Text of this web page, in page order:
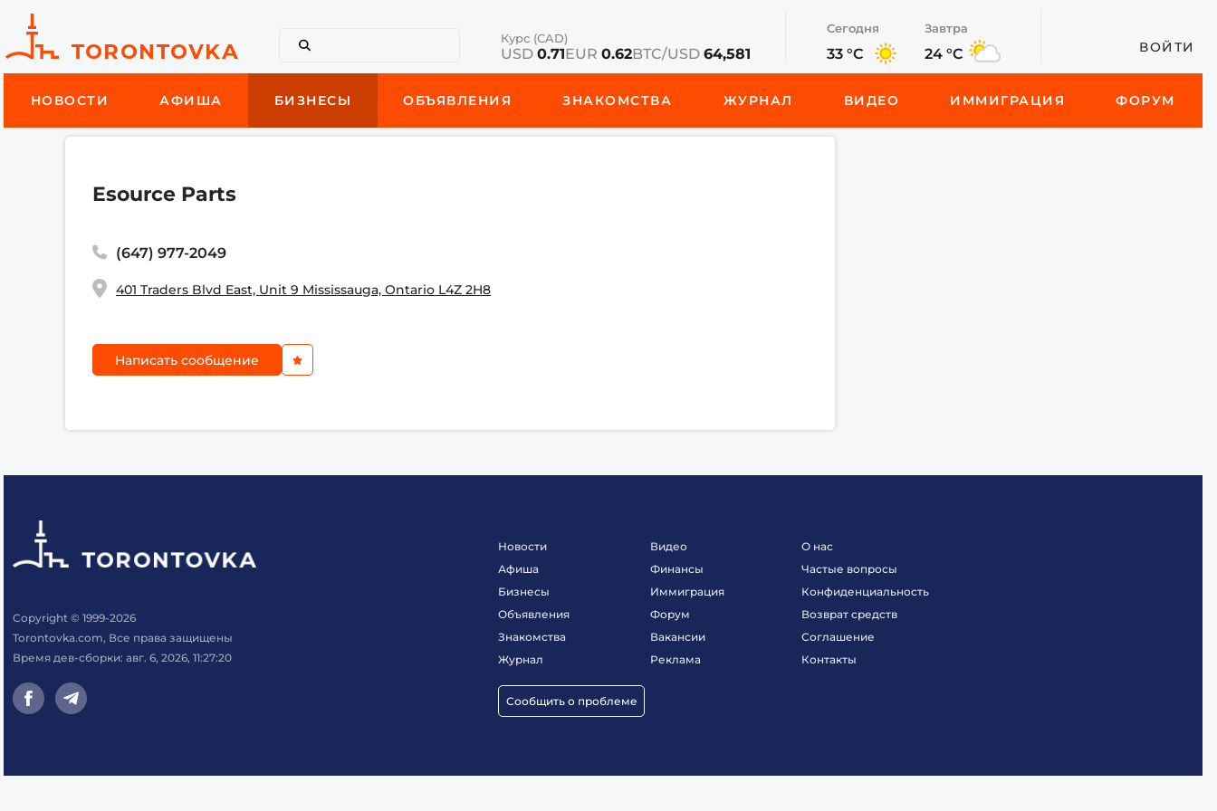
Курс (CAD)
USD 0.71EUR 0.62BTC/USD 64,581
Сегодня
33 °C
Завтра
24 °C ВОЙТИ
НОВОСТИ АФИША БИЗНЕСЫ ОБЪЯВЛЕНИЯ ЗНАКОМСТВА ЖУРНАЛ ВИДЕО ИММИГРАЦИЯ ФОРУМ
Esource Parts
(647) 977-2049
401 Traders Blvd East, Unit 9 Mississauga, Ontario L4Z 2H8
Написать сообщение
Copyright © 1999-2026
Torontovka.com, Все права защищены
Время дев-сборки: авг. 6, 2026, 11:27:20
Новости
Афиша
Бизнесы
Объявления
Знакомства
Журнал
Сообщить о проблеме
Видео
Финансы
Иммиграция
Форум
Вакансии
Реклама
О нас
Частые вопросы
Конфиденциальность
Возврат средств
Соглашение
Контакты